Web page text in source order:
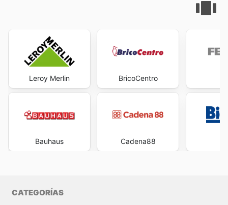
Leroy Merlin
Bauhaus
BricoCentro
Cadena88
CATEGORÍAS